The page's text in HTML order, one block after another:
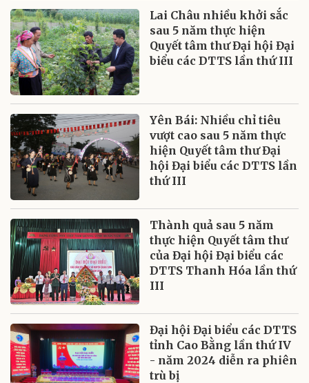
Lai Châu nhiều khởi sắc
sau 5 năm thực hiện
Quyết tâm thư Đại hội Đại
biểu các DTTS lần thứ III
Yên Bái: Nhiều chỉ tiêu
vượt cao sau 5 năm thực
hiện Quyết tâm thư Đại
hội Đại biểu các DTTS lần
thứ III
Thành quả sau 5 năm
thực hiện Quyết tâm thư
của Đại hội Đại biểu các
DTTS Thanh Hóa lần thứ
III
Đại hội Đại biểu các DTTS
tỉnh Cao Bằng lần thứ IV
- năm 2024 diễn ra phiên
trù bị